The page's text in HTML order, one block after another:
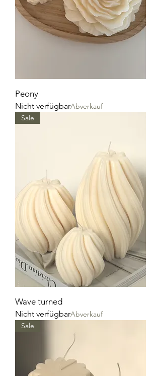
Peony
Nicht verfügbarAbverkauf
Sale
Wave turned
Nicht verfügbarAbverkauf
Sale